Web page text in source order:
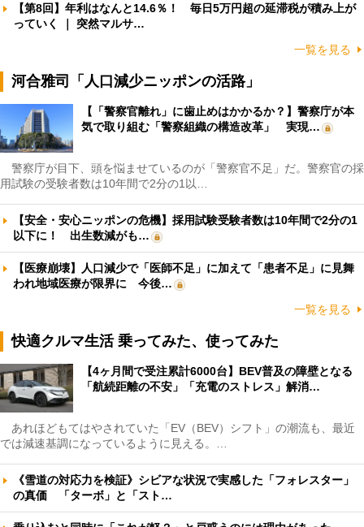
【第8回】年利はなんと14.6％！ 毎日5万円超の延滞税が積み上が
っていく ｜ 突然マルサ…
一覧を見る
河合雅司「人口減少ニッポンの活路」
【「警察官離れ」に歯止めはかかるか？】警察庁が本
気で取り組む「警察組織の構造改革」 実現…
警察庁が目下、頭を悩ませているのが「警察官不足」だ。警察官の採
用試験の受験者数は10年間で2分の1以…
【安全・安心ニッポンの危機】採用試験受験者数は10年間で2分の1
以下に！ 出生数減がも…
【医療崩壊】人口減少で「医師不足」に加えて「患者不足」に見舞
われ地域医療が限界に 今後…
一覧を見る
快適クルマ生活 乗ってみた、使ってみた
【4ヶ月間で受注累計6000台】BEV普及の障壁となる
「航続距離の不安」「充電のストレス」解消…
あれほどもてはやされていた「EV（BEV）シフト」の潮流も、最近
では減速基調になっているように見える。…
《雪道の対応力を検証》シビアな状況で実感した「フォレスター」
の真価 「ターボ」と「スト…